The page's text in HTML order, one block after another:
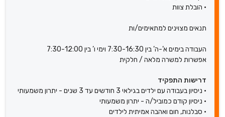
• הובלת צוות
תנאים מצוינים למתאימים/ות
העבודה בימים א’-ה’ בין 7:30-16:30 וימי ו’ בין 7:30-12:00
אפשרות למשרה מלאה / חלקית
דרישות התפקיד
• ניסיון בעבודה עם ילדים בגילאי 3 חודשים עד 3 שנים - יתרון משמעותי
• ניסיון קודם כמוביל/ה - יתרון משמעותי
• סבלנות, חום ואהבה אמיתית לילדים